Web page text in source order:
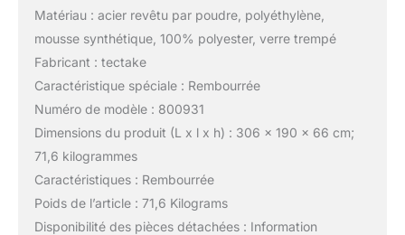
Matériau : acier revêtu par poudre, polyéthylène,
mousse synthétique, 100% polyester, verre trempé
Fabricant : tectake
Caractéristique spéciale : Rembourrée
Numéro de modèle : 800931
Dimensions du produit (L x l x h) : 306 x 190 x 66 cm;
71,6 kilogrammes
Caractéristiques : Rembourrée
Poids de l’article : 71,6 Kilograms
Disponibilité des pièces détachées : Information